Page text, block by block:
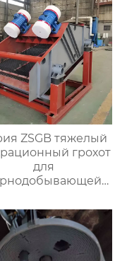
ZSGB тяжелый
грохот
для